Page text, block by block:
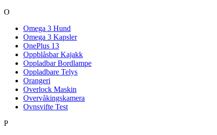
O
Omega 3 Hund
Omega 3 Kapsler
OnePlus 13
Oppblåsbar Kajakk
Oppladbar Bordlampe
Oppladbare Telys
Orangeri
Overlock Maskin
Overvåkingskamera
Ovnsvifte Test
P